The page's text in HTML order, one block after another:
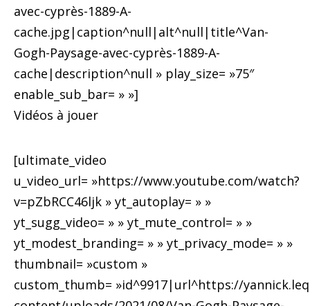
avec-cyprès-1889-A-
cache.jpg|caption^null|alt^null|title^Van-
Gogh-Paysage-avec-cyprès-1889-A-
cache|description^null » play_size= »75″
enable_sub_bar= » »]
Vidéos à jouer
[ultimate_video
u_video_url= »https://www.youtube.com/watch?
v=pZbRCC46ljk » yt_autoplay= » »
yt_sugg_video= » » yt_mute_control= » »
yt_modest_branding= » » yt_privacy_mode= » »
thumbnail= »custom »
custom_thumb= »id^9917|url^https://